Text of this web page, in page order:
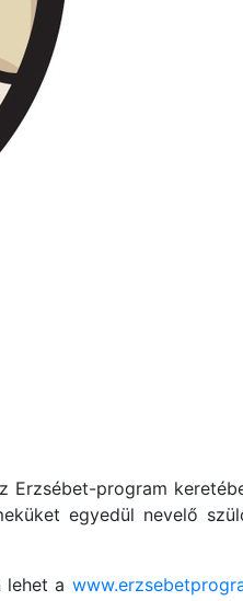
program
egyedül nevelő
lehet a